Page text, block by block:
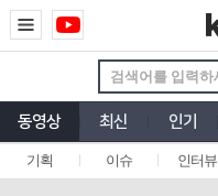
동영상 최신 인기
기획 이슈 인터뷰